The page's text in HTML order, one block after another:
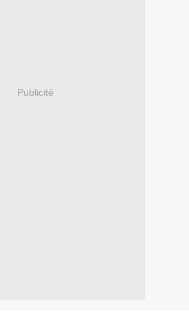
Publicité